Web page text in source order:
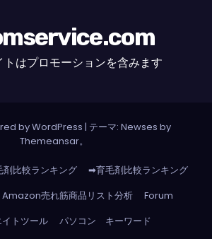
トはプロモーションを含みます
by WordPress | テーマ: Newses by
Themeansar。
比較ランキング
➡育毛剤比較ランキング
Amazon売れ筋商品リスト分析
Forum
トツール
パソコン キーワード